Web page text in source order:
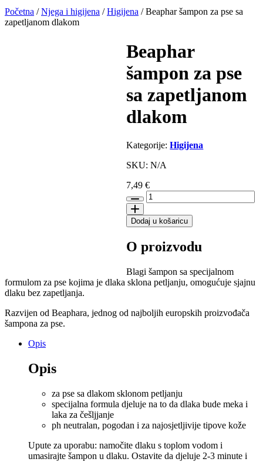
Početna /Njega i higijena /Higijena / Beaphar šampon za pse sa
zapetljanom dlakom
Beaphar
šampon za pse
sa zapetljanom
dlakom
Kategorije:Higijena
SKU: N/A
7,49€
Beaphar
šampon
za
pse
zapetljanom
količina
Dodaj u košaricu
O proizvodu
Blagi šampon sa specijalnom
formulom za pse kojima je dlaka sklona petljanju, omogućuje sjajnu
dlaku bez zapetljanja.
Razvijen od Beaphara, jednog od najboljih europskih proizvođača
šampona za pse.
Opis
Opis
za pse sa dlakom sklonom petljanju
specijalna formula djeluje na to da dlaka bude meka i
laka za češljjanje
ph neutralan, pogodan i za najosjetljivije tipove kože
Upute za uporabu: namočite dlaku s toplom vodom i
umasirajte šampon u dlaku. Ostavite da djeluje 2-3 minute i